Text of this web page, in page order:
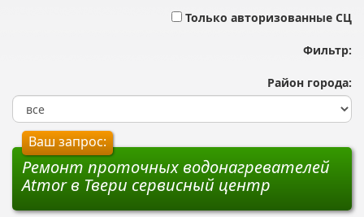
Только авторизованные СЦ
Фильтр:
Район города:
Ваш запрос:
Ремонт проточных водонагревателей
Atmor в Твери сервисный центр